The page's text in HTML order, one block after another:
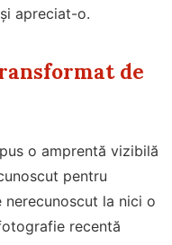
apreciat-o.
de
o amprentă vizibilă
pentru
nerecunoscut la nici o
recentă